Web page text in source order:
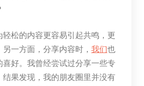
轻松的内容更容易引起共鸣，更
一方面，分享内容时， 我们也
喜好。我曾经尝试过分享一些专
结果发现，我的朋友圈里并没有